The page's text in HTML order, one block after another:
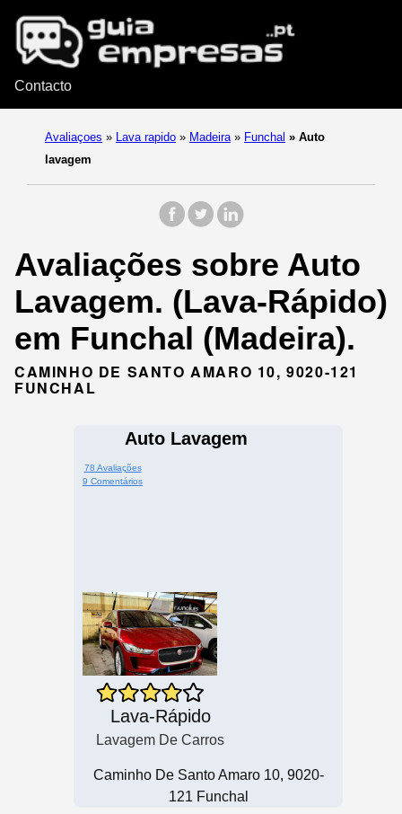
Contacto
Avaliaçoes » Lava rapido » Madeira » Funchal » Auto
lavagem
Avaliações sobre Auto
Lavagem. (Lava-Rápido)
em Funchal (Madeira).
CAMINHO DE SANTO AMARO 10, 9020-121
FUNCHAL
Auto Lavagem
78 Avaliações
9 Comentários
Lava-Rápido
Lavagem De Carros
Caminho De Santo Amaro 10, 9020-
121 Funchal